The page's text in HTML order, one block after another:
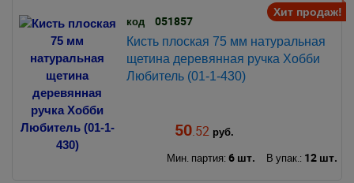
Хит продаж!
код 051857
Кисть плоская 75 мм натуральная
щетина деревянная ручка Хобби
Любитель (01-1-430)
50.52 руб.
Мин. партия: 6 шт. В упак.: 12 шт.